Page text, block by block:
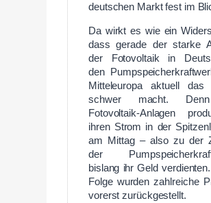
deutschen Markt fest im
Da wirkt es wie ein
dass gerade der starke
der Fotovoltaik in
den
Mitteleuropa aktuell das
schwer macht.
Fotovoltaik-Anlagen
ihren Strom in der
am Mittag – also zu der
der
bislang ihr Geld
Folge wurden zahlreiche
vorerst zurückgestellt.